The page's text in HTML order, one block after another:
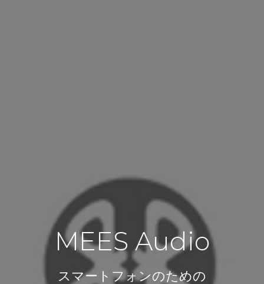
MEES Audio
スマートフォンのための